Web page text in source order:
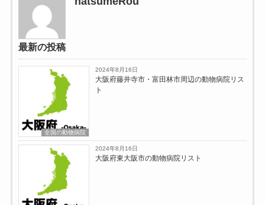
最新の投稿
全国の動物病院
2024年8月16日
大阪府藤井寺市・富田林市周辺の動物病院リス
ト
2024年8月16日
大阪府東大阪市の動物病院リスト